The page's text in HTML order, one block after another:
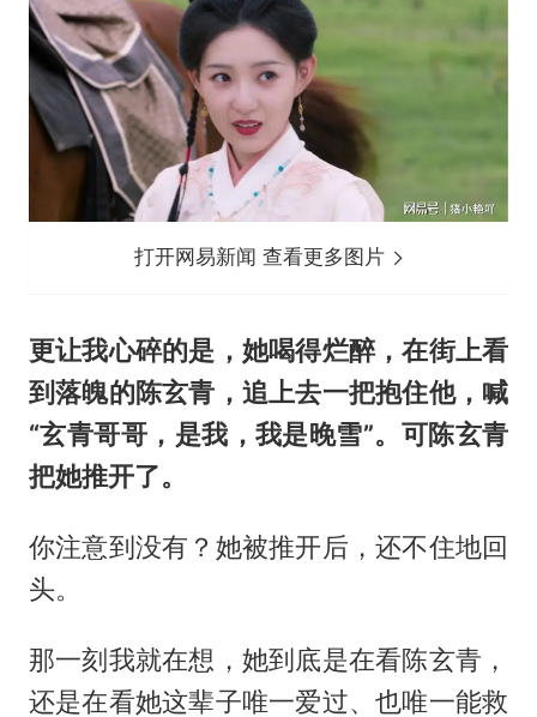
打开网易新闻 查看更多图片
更让我心碎的是，她喝得烂醉，在街上看
到落魄的陈玄青，追上去一把抱住他，喊
“玄青哥哥，是我，我是晚雪”。可陈玄青
把她推开了。
你注意到没有？她被推开后，还不住地回
头。
那一刻我就在想，她到底是在看陈玄青，
还是在看她这辈子唯一爱过、也唯一能救